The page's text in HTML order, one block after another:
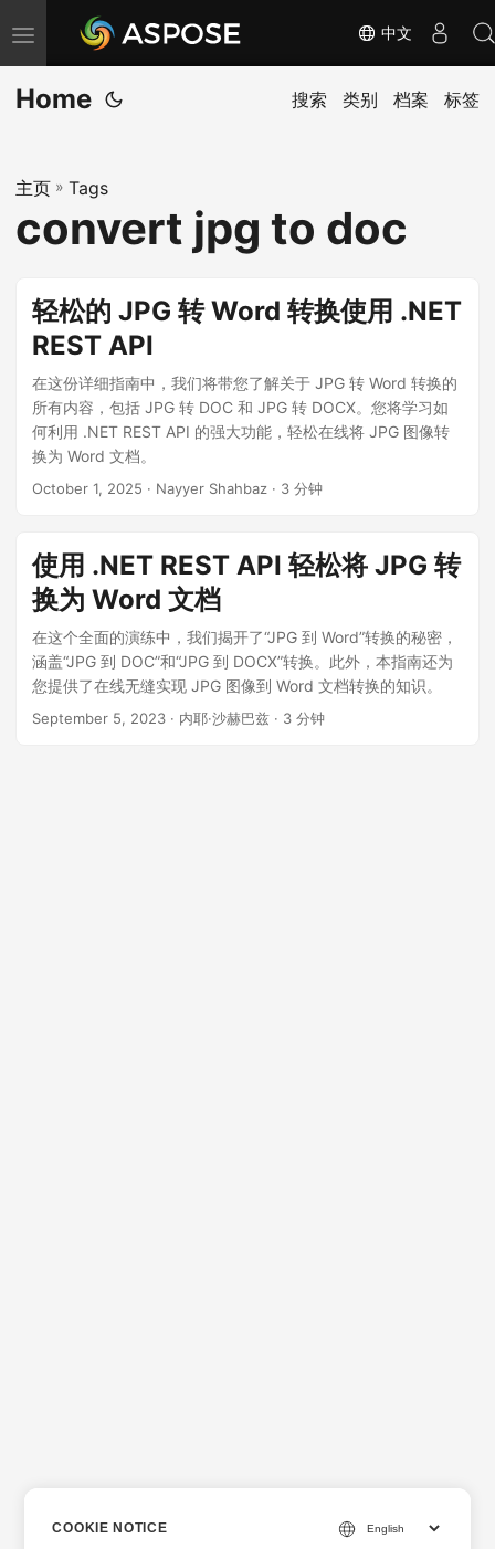
切
换
导
中文
Home 搜索 类别 档案 标签
主页 » Tags
convert jpg to doc
轻松的 JPG 转 Word 转换使用 .NET
REST API
在这份详细指南中，我们将带您了解关于 JPG 转 Word 转换的
所有内容，包括 JPG 转 DOC 和 JPG 转 DOCX。您将学习如
何利用 .NET REST API 的强大功能，轻松在线将 JPG 图像转
换为 Word 文档。
October 1, 2025 · Nayyer Shahbaz · 3 分钟
使用 .NET REST API 轻松将 JPG 转
换为 Word 文档
在这个全面的演练中，我们揭开了“JPG 到 Word”转换的秘密，
涵盖“JPG 到 DOC”和“JPG 到 DOCX”转换。此外，本指南还为
您提供了在线无缝实现 JPG 图像到 Word 文档转换的知识。
September 5, 2023 · 内耶·沙赫巴兹 · 3 分钟
COOKIE NOTICE